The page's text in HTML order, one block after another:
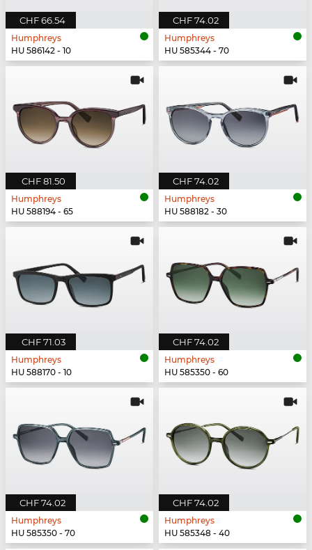
CHF 66.54
Humphreys
HU 586142 - 10
CHF 74.02
Humphreys
HU 585344 - 70
CHF 81.50
Humphreys
HU 588194 - 65
CHF 74.02
Humphreys
HU 588182 - 30
CHF 71.03
Humphreys
HU 588170 - 10
CHF 74.02
Humphreys
HU 585350 - 60
CHF 74.02
Humphreys
HU 585350 - 70
CHF 74.02
Humphreys
HU 585348 - 40